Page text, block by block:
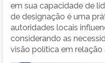
em sua capacidade de
de designação é uma
autoridades locais
considerando as
visão política em relação